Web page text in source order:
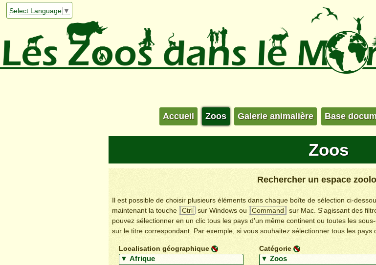
Select Language ▼
Accueil Zoos Galerie animalière Base
Zoos
Rechercher un espace
Il est possible de choisir plusieurs éléments dans chaque boîte de sélection ci-
maintenant la touche
Ctrl sur Windows ou Command
sur Mac. S'agissant des
pouvez sélectionner en un clic tous les pays d'un même continent ou toutes les
sur le titre correspondant. Par exemple, si vous souhaitez sélectionner tous les pays
Localisation géographique Catégorie